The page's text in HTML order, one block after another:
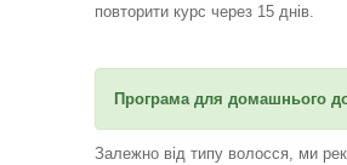
повторити курс через 15 днів.
Програма для домашнього
Залежно від типу волосся, ми